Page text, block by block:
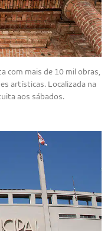
com mais de 10 mil obras,
artísticas. Localizada na
aos sábados.